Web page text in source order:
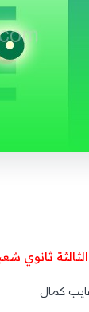
الثالثة
كمال